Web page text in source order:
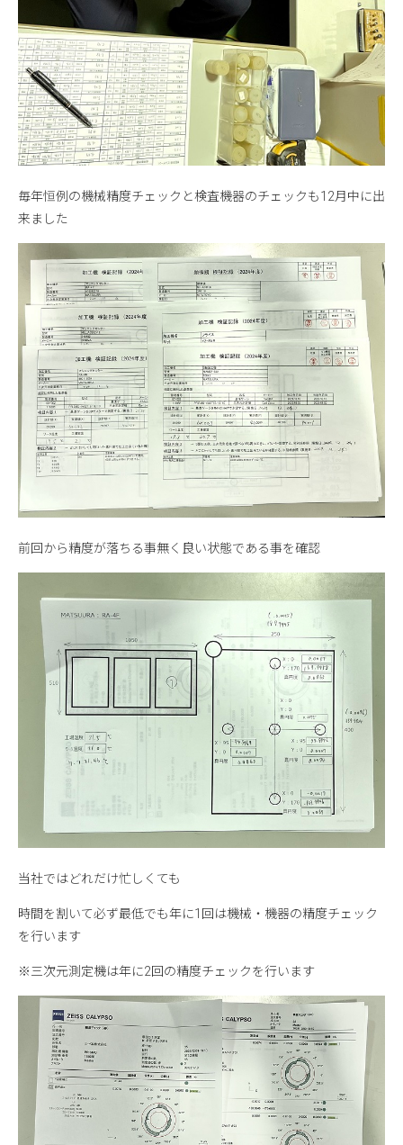
毎年恒例の機械精度チェックと検査機器のチェックも12月中に出
来ました
前回から精度が落ちる事無く良い状態である事を確認
当社ではどれだけ忙しくても
時間を割いて必ず最低でも年に1回は機械・機器の精度チェック
を行います
※三次元測定機は年に2回の精度チェックを行います